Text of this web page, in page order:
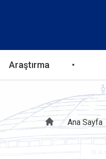
Araştırma
Sayfa
Ana Sayfa